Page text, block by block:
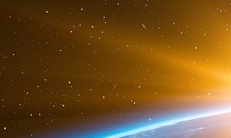
Live Peep-Show, emploie
Mais en cabine, on ne
Ruymbeke, spécialiste des
« variété des contacts
off-shore : « Caresses par le
de godemichés ou de
client, intromission par les